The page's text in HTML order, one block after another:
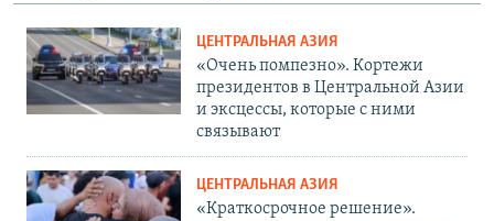
ЦЕНТРАЛЬНАЯ АЗИЯ
«Очень помпезно». Кортежи
президентов в Центральной Азии
и эксцессы, которые с ними
связывают
ЦЕНТРАЛЬНАЯ АЗИЯ
«Краткосрочное решение».